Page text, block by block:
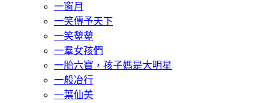
一窗月
一笑傳予天下
一笑顰顰
一羣女孩們
一胎六寶，孩子媽是大明星
一般冶行
一葉仙美